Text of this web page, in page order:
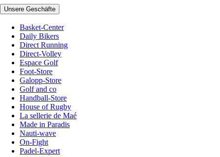
Unsere Geschäfte
Basket-Center
Daily Bikers
Direct Running
Direct-Volley
Espace Golf
Foot-Store
Galopp-Store
Golf and co
Handball-Store
House of Rugby
La sellerie de Maé
Made in Paradis
Nauti-wave
On-Fight
Padel-Expert